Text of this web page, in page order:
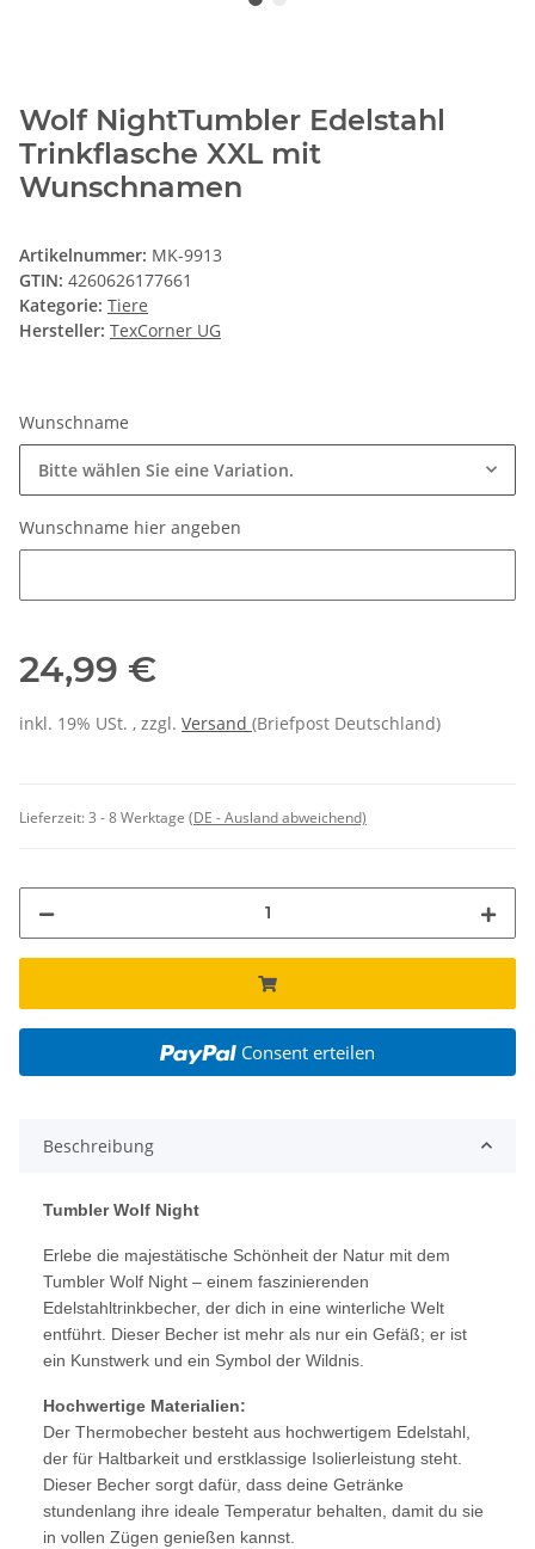
Wolf NightTumbler Edelstahl
Trinkflasche XXL mit
Wunschnamen
Artikelnummer: MK-9913
GTIN: 4260626177661
Kategorie: Tiere
Hersteller: TexCorner UG
Wunschname
Bitte wählen Sie eine Variation.
Wunschname hier angeben
24,99 €
inkl. 19% USt. , zzgl. Versand (Briefpost Deutschland)
Lieferzeit:3 - 8 Werktage (DE - Ausland abweichend)
Consent erteilen
Beschreibung
Tumbler Wolf Night
Erlebe die majestätische Schönheit der Natur mit dem
Tumbler Wolf Night – einem faszinierenden
Edelstahltrinkbecher, der dich in eine winterliche Welt
entführt. Dieser Becher ist mehr als nur ein Gefäß; er ist
ein Kunstwerk und ein Symbol der Wildnis.
Hochwertige Materialien:
Der Thermobecher besteht aus hochwertigem Edelstahl,
der für Haltbarkeit und erstklassige Isolierleistung steht.
Dieser Becher sorgt dafür, dass deine Getränke
stundenlang ihre ideale Temperatur behalten, damit du sie
in vollen Zügen genießen kannst.